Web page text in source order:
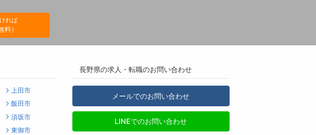
れば
料）
上田市
飯田市
須坂市
東御市
長野県の求人・転職のお問い合わせ
メールでのお問い合わせ
LINEでのお問い合わせ